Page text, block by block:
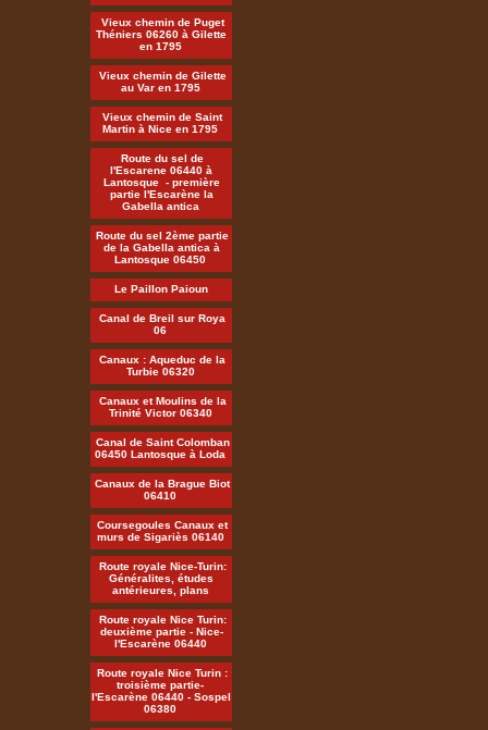
Vieux chemin de Puget
Théniers 06260 à Gilette
en 1795
Vieux chemin de Gilette
au Var en 1795
Vieux chemin de Saint
Martin à Nice en 1795
Route du sel de
l'Escarene 06440 à
Lantosque - première
partie l'Escarène la
Gabella antica
Route du sel 2ème partie
de la Gabella antica à
Lantosque 06450
Le Paillon Paioun
Canal de Breil sur Roya
06
Canaux : Aqueduc de la
Turbie 06320
Canaux et Moulins de la
Trinité Victor 06340
Canal de Saint Colomban
06450 Lantosque à Loda
Canaux de la Brague Biot
06410
Coursegoules Canaux et
murs de Sigariès 06140
Route royale Nice-Turin:
Généralites, études
antérieures, plans
Route royale Nice Turin:
deuxième partie - Nice-
l'Escarène 06440
Route royale Nice Turin :
troisième partie-
l'Escarène 06440 - Sospel
06380